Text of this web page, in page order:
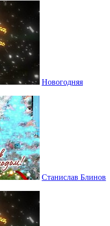
Новогодняя
Станислав Блинов